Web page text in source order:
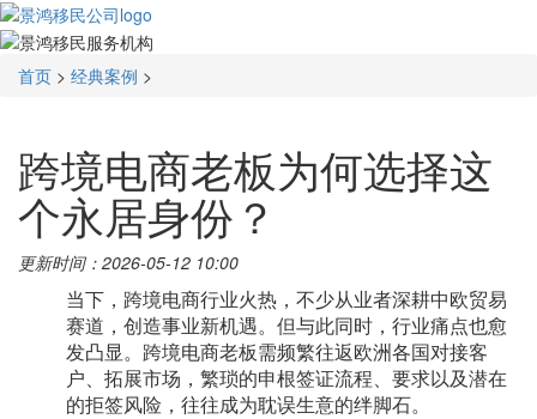
首页 > 经典案例 >
跨境电商老板为何选择这
个永居身份？
更新时间：2026-05-12 10:00
当下，跨境电商行业火热，不少从业者深耕中欧贸易
赛道，创造事业新机遇。但与此同时，行业痛点也愈
发凸显。跨境电商老板需频繁往返欧洲各国对接客
户、拓展市场，繁琐的申根签证流程、要求以及潜在
的拒签风险，往往成为耽误生意的绊脚石。